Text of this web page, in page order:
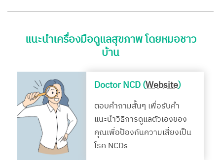
แนะนำเครื่องมือดูแลสุขภาพ โดยหมอชาว
บ้าน
Doctor NCD (Website)
ตอบคำถามสั้นๆ เพื่อรับคำ
แนะนำวิธีการดูแลตัวเองของ
คุณเพื่อป้องกันความเสี่ยงเป็น
โรค NCDs